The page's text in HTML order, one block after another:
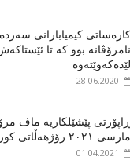
کارەساتی کیمیابارانی
نامرۆڤانە بوو کە تا
لێدەکەوێتەوە
28.06.2020
ڕاپۆرتی پێشێلکاریە ماف
مارسی ٢٠٢١ رۆژهەڵاتی کوردستان
01.04.2021